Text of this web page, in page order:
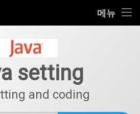
메뉴
setting
and coding